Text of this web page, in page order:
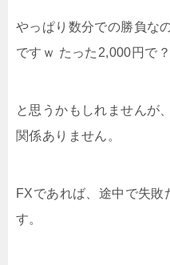
やっぱり数分での勝負な
ですｗ たった2,000円で？
と思うかもしれませんが
関係ありません。
FXであれば、途中で失敗
す。